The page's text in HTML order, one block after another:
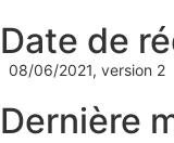
Date de
08/06/2021, version 2
Dernière